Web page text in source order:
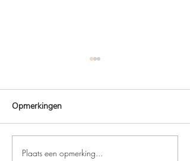
Nieuwe collectie
Opmerkingen
Plaats een opmerking...